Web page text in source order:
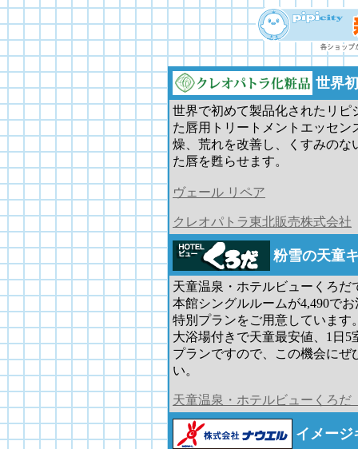
世界
世界で初めて製品化されたリピ
た唇用トリートメントエッセン
燥、荒れを改善し、くすみのな
た唇を甦らせます。
ヴェール リペア
クレオパトラ東北販売株式会社
粉雪の天童
天童温泉・ホテルビューくろだ
本館シングルルームが4,490で
特別プランをご用意しています
大浴場付きで天童最安値、1日5
プランですので、この機会にぜ
い。
天童温泉・ホテルビューくろ
イメージ